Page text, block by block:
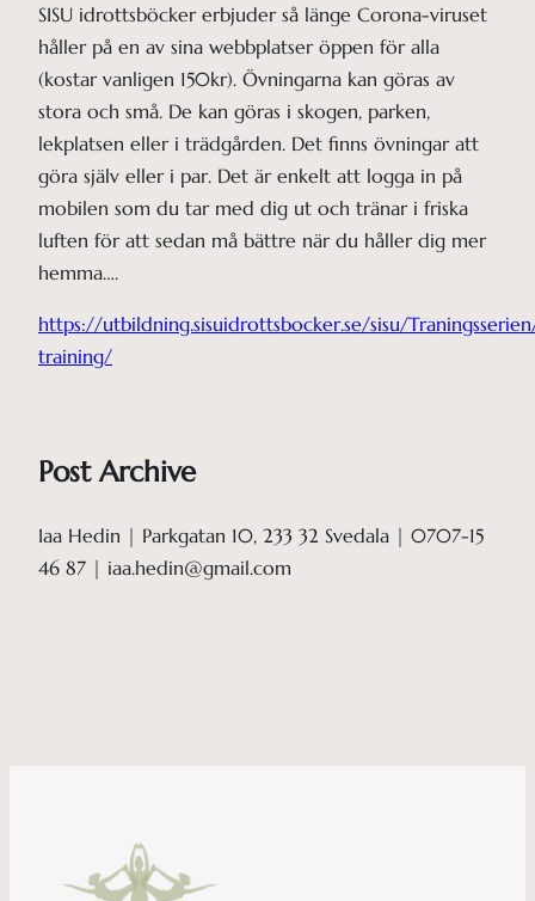
SISU idrottsböcker erbjuder så länge Corona-viruset
håller på en av sina webbplatser öppen för alla
(kostar vanligen 150kr). Övningarna kan göras av
stora och små. De kan göras i skogen, parken,
lekplatsen eller i trädgården. Det finns övningar att
göra själv eller i par. Det är enkelt att logga in på
mobilen som du tar med dig ut och tränar i friska
luften för att sedan må bättre när du håller dig mer
hemma….
https://utbildning.sisuidrottsbocker.se/sisu/
training/
Post Archive
Iaa Hedin | Parkgatan 10, 233 32 Svedala | 0707-15
46 87 | iaa.hedin@gmail.com